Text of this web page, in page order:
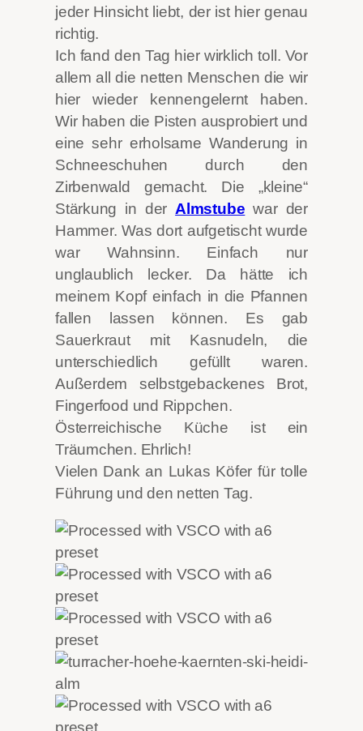
jeder Hinsicht liebt, der ist hier genau
richtig.
Ich fand den Tag hier wirklich toll. Vor
allem all die netten Menschen die wir
hier wieder kennengelernt haben.
Wir haben die Pisten ausprobiert und
eine sehr erholsame Wanderung in
Schneeschuhen durch den
Zirbenwald gemacht. Die „kleine“
Stärkung in derAlmstube war der
Hammer. Was dort aufgetischt wurde
war Wahnsinn. Einfach nur
unglaublich lecker. Da hätte ich
meinem Kopf einfach in die Pfannen
fallen lassen können. Es gab
Sauerkraut mit Kasnudeln, die
unterschiedlich gefüllt waren.
Außerdem selbstgebackenes Brot,
Fingerfood und Rippchen.
Österreichische Küche ist ein
Träumchen. Ehrlich!
Vielen Dank an Lukas Köfer für tolle
Führung und den netten Tag.